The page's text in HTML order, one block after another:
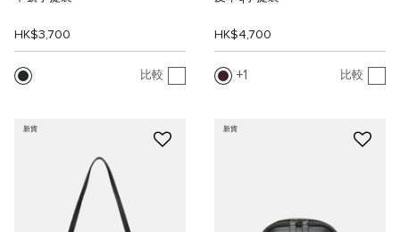
HK$3,700
比較
HK$4,700
1 比較
新貨 新貨